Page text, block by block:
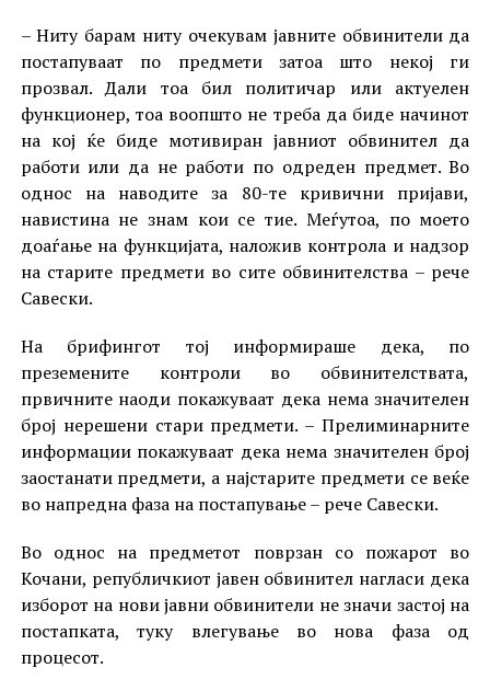
– Ниту барам ниту очекувам јавните обвинители да
постапуваат по предмети затоа што некој ги
прозвал. Дали тоа бил политичар или актуелен
функционер, тоа воопшто не треба да биде начинот
на кој ќе биде мотивиран јавниот обвинител да
работи или да не работи по одреден предмет. Во
однос на наводите за 80-те кривични пријави,
навистина не знам кои се тие. Меѓутоа, по моето
доаѓање на функцијата, наложив контрола и надзор
на старите предмети во сите обвинителства – рече
Савески.
На брифингот тој информираше дека, по
преземените контроли во обвинителствата,
првичните наоди покажуваат дека нема значителен
број нерешени стари предмети. – Прелиминарните
информации покажуваат дека нема значителен број
заостанати предмети, а најстарите предмети се веќе
во напредна фаза на постапување – рече Савески.
Во однос на предметот поврзан со пожарот во
Кочани, републичкиот јавен обвинител нагласи дека
изборот на нови јавни обвинители не значи застој на
постапката, туку влегување во нова фаза од
процесот.